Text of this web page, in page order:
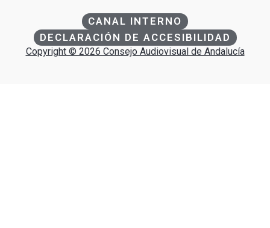
CANAL INTERNO
DECLARACIÓN DE ACCESIBILIDAD
Copyright © 2026 Consejo Audiovisual de Andalucía